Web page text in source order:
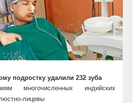
подростку удалили 232 зуба
многочисленных индийских
лицевы